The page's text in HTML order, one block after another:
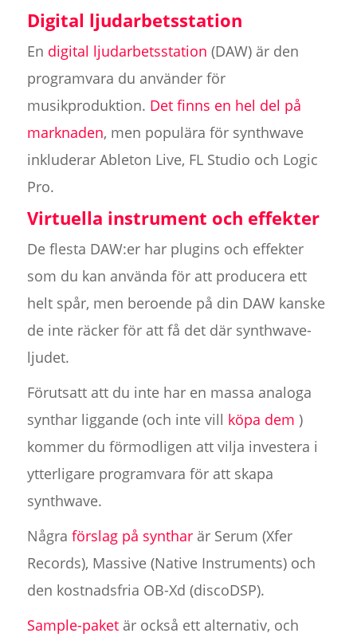
Digital ljudarbetsstation
En digital ljudarbetsstation (DAW) är den
programvara du använder för
musikproduktion. Det finns en hel del på
marknaden, men populära för synthwave
inkluderar Ableton Live, FL Studio och Logic
Pro.
Virtuella instrument och effekter
De flesta DAW:er har plugins och effekter
som du kan använda för att producera ett
helt spår, men beroende på din DAW kanske
de inte räcker för att få det där synthwave-
ljudet.
Förutsatt att du inte har en massa analoga
synthar liggande (och inte vill köpa dem )
kommer du förmodligen att vilja investera i
ytterligare programvara för att skapa
synthwave.
Några förslag på syntharär Serum (Xfer
Records), Massive (Native Instruments) och
den kostnadsfria OB-Xd (discoDSP).
Sample-paketär också ett alternativ, och